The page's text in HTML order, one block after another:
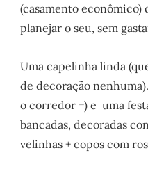
(casamento econômico)
planejar o seu, sem
Uma capelinha linda
de decoração
o corredor =) e uma
bancadas, decoradas
velinhas + copos com